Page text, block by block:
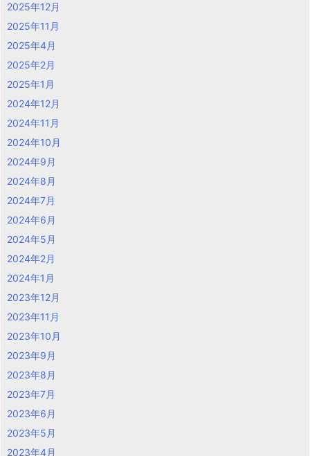
2025年12月
2025年11月
2025年4月
2025年2月
2025年1月
2024年12月
2024年11月
2024年10月
2024年9月
2024年8月
2024年7月
2024年6月
2024年5月
2024年2月
2024年1月
2023年12月
2023年11月
2023年10月
2023年9月
2023年8月
2023年7月
2023年6月
2023年5月
2023年4月